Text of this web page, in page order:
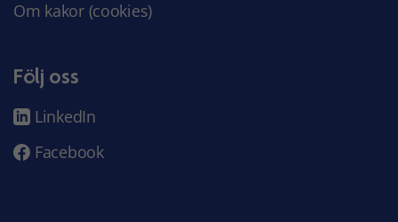
Om kakor (cookies)
Följ oss
LinkedIn
Facebook